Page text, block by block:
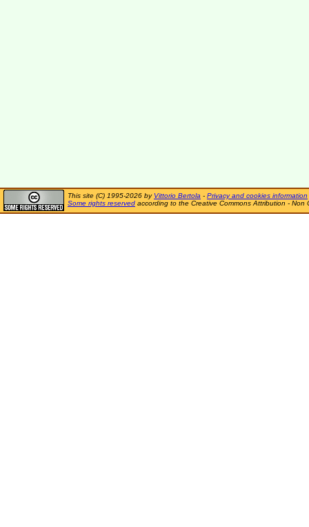
This site (C) 1995-2026 by Vittorio Bertola - Privacy and cookies information
Some rights reserved according to the Creative Commons Attribution - Non